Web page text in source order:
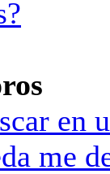
en
me